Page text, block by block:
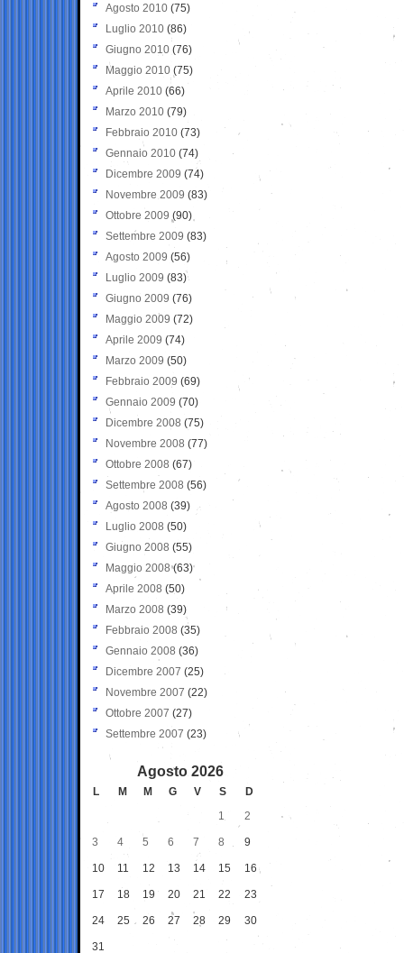
Agosto 2010 (75)
Luglio 2010 (86)
Giugno 2010 (76)
Maggio 2010 (75)
Aprile 2010 (66)
Marzo 2010 (79)
Febbraio 2010 (73)
Gennaio 2010 (74)
Dicembre 2009 (74)
Novembre 2009 (83)
Ottobre 2009 (90)
Settembre 2009 (83)
Agosto 2009 (56)
Luglio 2009 (83)
Giugno 2009 (76)
Maggio 2009 (72)
Aprile 2009 (74)
Marzo 2009 (50)
Febbraio 2009 (69)
Gennaio 2009 (70)
Dicembre 2008 (75)
Novembre 2008 (77)
Ottobre 2008 (67)
Settembre 2008 (56)
Agosto 2008 (39)
Luglio 2008 (50)
Giugno 2008 (55)
Maggio 2008(63)
Aprile 2008 (50)
Marzo 2008 (39)
Febbraio 2008 (35)
Gennaio 2008 (36)
Dicembre 2007 (25)
Novembre 2007 (22)
Ottobre 2007 (27)
Settembre 2007 (23)
Agosto 2026
L M M G V S
D
1
2
3 4 5 6 7 8 9
10 11 12 13 14 15 16
17 18 19 20 21 22 23
24 25 26 27 28 29 30
31